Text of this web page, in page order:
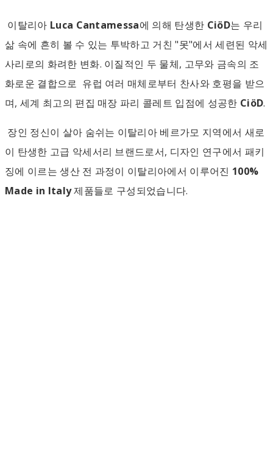
이탈리아 Luca Cantamessa에 의해 탄생한 CiöD는 우리
삶 속에 흔히 볼 수 있는 투박하고 거친 "못"에서 세련된 악세
사리로의 화려한 변화. 이질적인 두 물체, 고무와 금속의 조
화로운 결합으로 유럽 여러 매체로부터 찬사와 호평을 받으
며, 세계 최고의 편집 매장 파리 콜레트 입점에 성공한 CiöD.
장인 정신이 살아 숨쉬는 이탈리아 베르가모 지역에서 새로
이 탄생한 고급 악세서리 브랜드로서, 디자인 연구에서 패키
징에 이르는 생산 전 과정이 이탈리아에서 이루어진 100%
Made in Italy제품들로 구성되었습니다.